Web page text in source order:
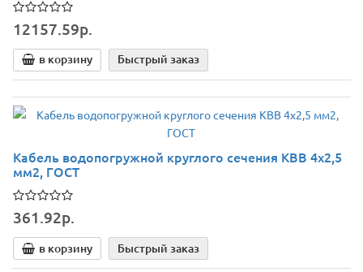
12157.59р.
в корзину Быстрый заказ
Кабель водопогружной круглого сечения КВВ 4х2,5
мм2, ГОСТ
361.92р.
в корзину Быстрый заказ